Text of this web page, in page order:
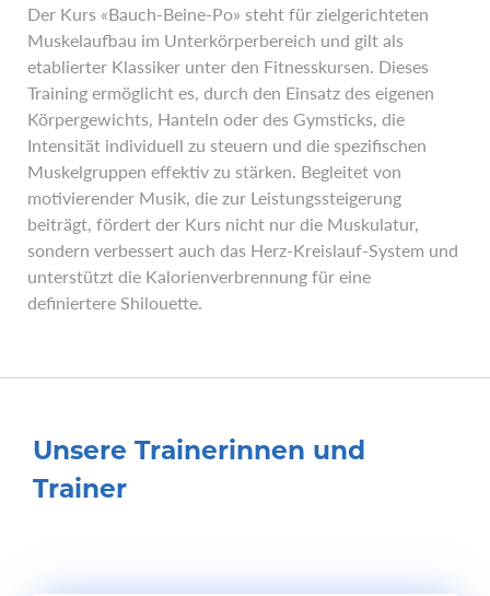
Der Kurs «Bauch-Beine-Po» steht für zielgerichteten
Muskelaufbau im Unterkörperbereich und gilt als
etablierter Klassiker unter den Fitnesskursen. Dieses
Training ermöglicht es, durch den Einsatz des eigenen
Körpergewichts, Hanteln oder des Gymsticks, die
Intensität individuell zu steuern und die spezifischen
Muskelgruppen effektiv zu stärken. Begleitet von
motivierender Musik, die zur Leistungssteigerung
beiträgt, fördert der Kurs nicht nur die Muskulatur,
sondern verbessert auch das Herz-Kreislauf-System und
unterstützt die Kalorienverbrennung für eine
definiertere Shilouette.
Unsere Trainerinnen und
Trainer